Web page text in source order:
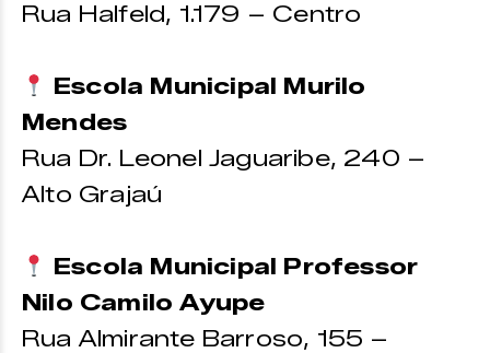
Rua Halfeld, 1.179 – Centro
Escola Municipal Murilo
Mendes
Rua Dr. Leonel Jaguaribe, 240 –
Alto Grajaú
Escola Municipal Professor
Nilo Camilo Ayupe
Rua Almirante Barroso, 155 –